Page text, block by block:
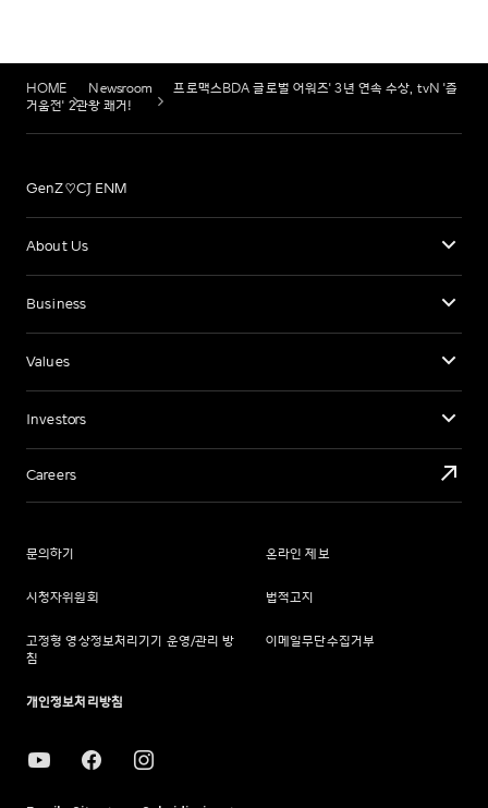
HOME Newsroom
프로맥스BDA 글로벌 어워즈' 3년 연속 수상, tvN '즐
거움전' 2관왕 쾌거!
GenZ♡CJ ENM
About Us
Business
Values
Investors
Careers
문의하기 온라인 제보
시청자위원회 법적고지
고정형 영상정보처리기기 운영/관리 방
침
이메일무단수집거부
개인정보처리방침